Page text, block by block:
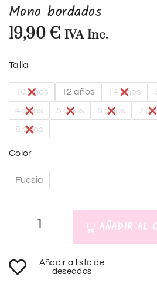
Mono bordados
19,90 € IVA Inc.
Talla
10 años 12 años 14 años
4 años
5 años 6 años
7
8 años
Color
Fucsia
AÑADIR AL
l
Añadir a lista de
deseados